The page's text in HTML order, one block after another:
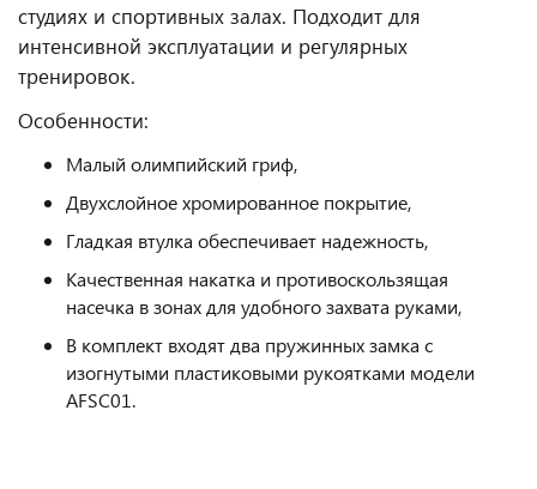
студиях и спортивных залах. Подходит для
интенсивной эксплуатации и регулярных
тренировок.
Особенности:
Малый олимпийский гриф,
Двухслойное хромированное покрытие,
Гладкая втулка обеспечивает надежность,
Качественная накатка и противоскользящая
насечка в зонах для удобного захвата руками,
В комплект входят два пружинных замка с
изогнутыми пластиковыми рукоятками модели
AFSC01.